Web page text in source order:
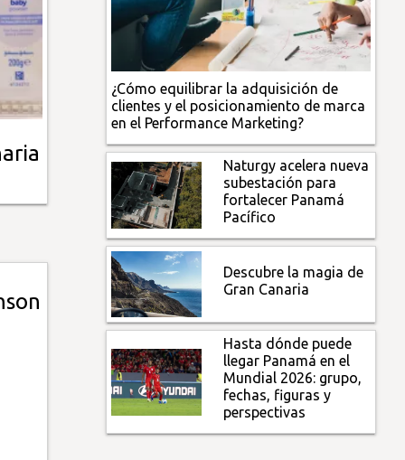
¿Cómo equilibrar la adquisición de
clientes y el posicionamiento de marca
en el Performance Marketing?
Naturgy acelera nueva
subestación para
fortalecer Panamá
Pacífico
Descubre la magia de
Gran Canaria
Hasta dónde puede
llegar Panamá en el
Mundial 2026: grupo,
fechas, figuras y
perspectivas